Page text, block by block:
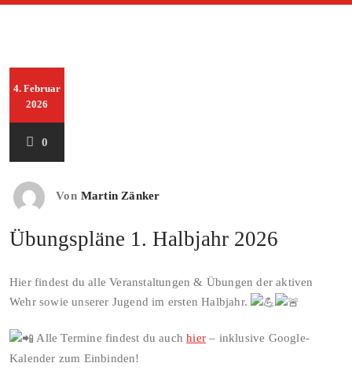
4. Februar
2026
0
Von Martin Zänker
Übungspläne 1. Halbjahr 2026
Hier findest du alle Veranstaltungen & Übungen der aktiven
Wehr sowie unserer Jugend im ersten Halbjahr.
Alle Termine findest du auchhier – inklusive Google-
Kalender zum Einbinden!